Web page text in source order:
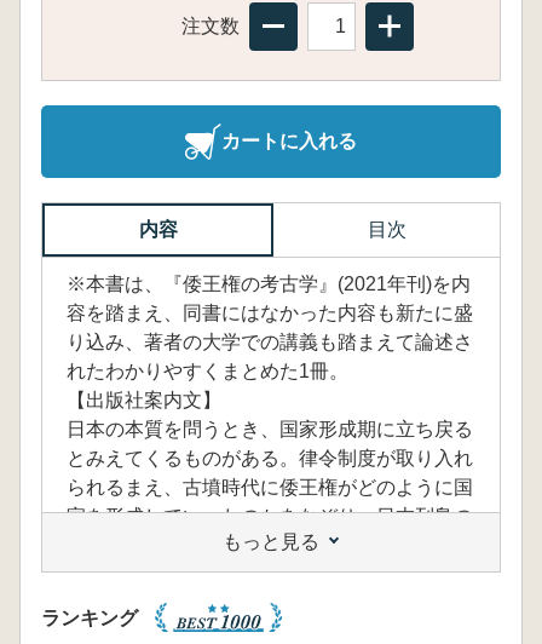
注文数
カートに入れる
内容 目次
※本書は、『倭王権の考古学』(2021年刊)を内
容を踏まえ、同書にはなかった内容も新たに盛
り込み、著者の大学での講義も踏まえて論述さ
れたわかりやすくまとめた1冊。
【出版社案内文】
日本の本質を問うとき、国家形成期に立ち戻る
とみえてくるものがある。律令制度が取り入れ
られるまえ、古墳時代に倭王権がどのように国
家を形成していったのかをなぞり、日本列島の
ありようを浮かび上がらせる。そこには倭独自
の思想・統治体系があったのではないか。宮内
庁で天皇陵古墳の発掘調査に従事する著者が新
たな古墳時代像を導き出す。
もっと見る
ランキング